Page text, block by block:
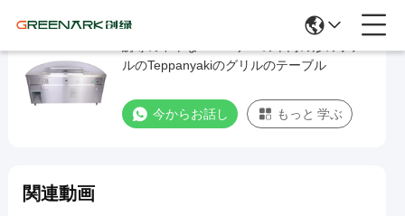
誘
導
の
べ
ルのTeppanyakiのグリルのテーブル
今からお話し もっと 学ぶ
関連動画